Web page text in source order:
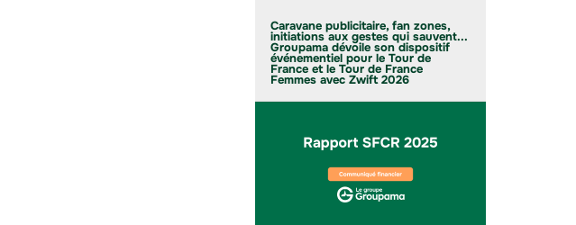
Caravane publicitaire, fan zones,
initiations aux gestes qui sauvent...
Groupama dévoile son dispositif
événementiel pour le Tour de
France et le Tour de France
Femmes avec Zwift 2026